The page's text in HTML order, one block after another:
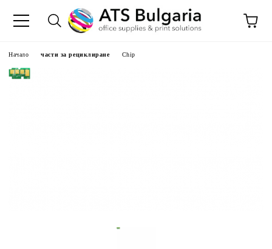
Начало части за рециклиране Chip